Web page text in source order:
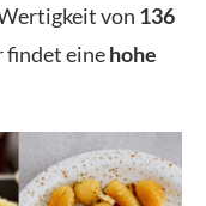
von 136
findet einehohe